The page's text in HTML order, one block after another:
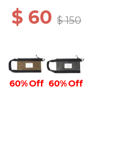
$ 60 $ 150
60% Off 60% Off